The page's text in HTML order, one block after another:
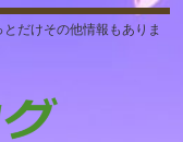
だけその他情報もありま